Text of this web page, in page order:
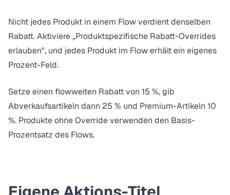
Nicht jedes Produkt in einem Flow verdient denselben
Rabatt. Aktiviere „Produktspezifische Rabatt-Overrides
erlauben", und jedes Produkt im Flow erhält ein eigenes
Prozent-Feld.
Setze einen flowweiten Rabatt von 15 %, gib
Abverkaufsartikeln dann 25 % und Premium-Artikeln 10
%. Produkte ohne Override verwenden den Basis-
Prozentsatz des Flows.